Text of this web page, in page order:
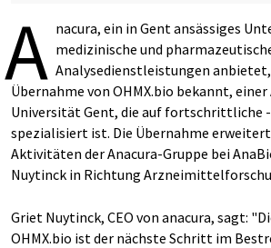
A nacura, ein in Gent ansässiges
medizinische und
Analysedienstleistungen
Übernahme von OHMX.bio bekannt,
Universität Gent, die auf fortschrittliche
spezialisiert ist. Die Übernahme
Aktivitäten der Anacura-Gruppe bei
Nuytinck in Richtung
Griet Nuytinck, CEO von anacura, sagt:
OHMX.bio ist der nächste Schritt im